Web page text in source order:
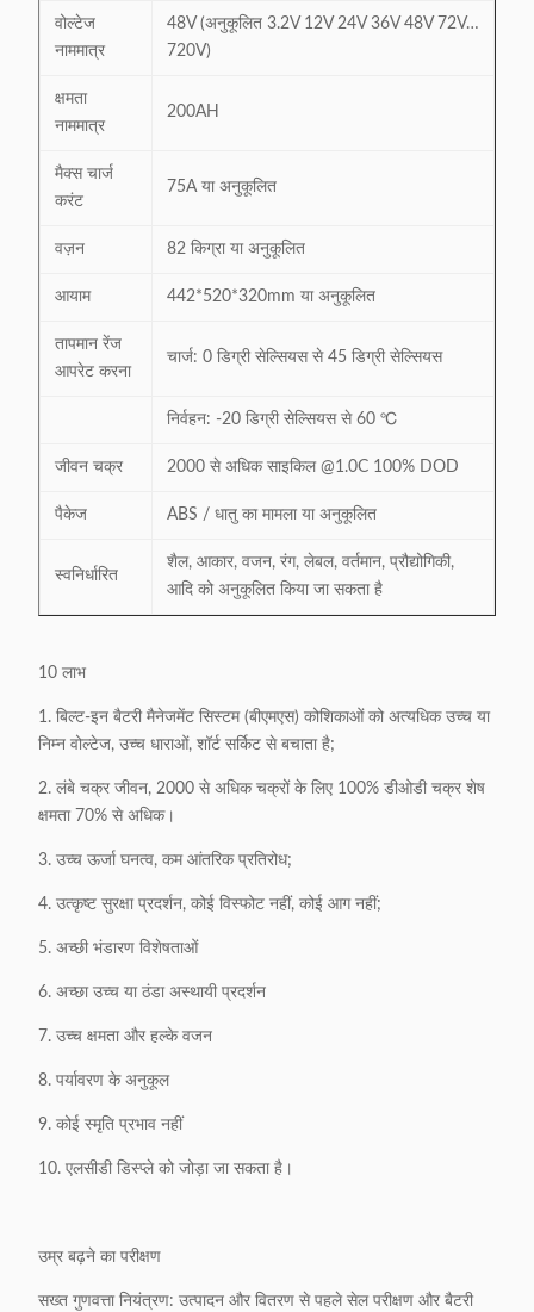
वोल्टेज
नाममात्र
48V (अनुकूलित 3.2V 12V 24V 36V 48V 72V…
720V)
क्षमता
नाममात्र
200AH
मैक्स चार्ज
करंट
75A या अनुकूलित
वज़न 82 किग्रा या अनुकूलित
आयाम 442*520*320mm या अनुकूलित
तापमान रेंज
आपरेट करना
चार्ज: 0 डिग्री सेल्सियस से 45 डिग्री सेल्सियस
निर्वहन: -20 डिग्री सेल्सियस से 60 ℃
जीवन चक्र 2000 से अधिक साइकिल @1.0C 100% DOD
पैकेज ABS / धातु का मामला या अनुकूलित
स्वनिर्धारित
शैल, आकार, वजन, रंग, लेबल, वर्तमान, प्रौद्योगिकी,
आदि को अनुकूलित किया जा सकता है
10 लाभ
1. बिल्ट-इन बैटरी मैनेजमेंट सिस्टम (बीएमएस) कोशिकाओं को अत्यधिक उच्च या
निम्न वोल्टेज, उच्च धाराओं, शॉर्ट सर्किट से बचाता है;
2. लंबे चक्र जीवन, 2000 से अधिक चक्रों के लिए 100% डीओडी चक्र शेष
क्षमता 70% से अधिक।
3. उच्च ऊर्जा घनत्व, कम आंतरिक प्रतिरोध;
4. उत्कृष्ट सुरक्षा प्रदर्शन, कोई विस्फोट नहीं, कोई आग नहीं;
5. अच्छी भंडारण विशेषताओं
6. अच्छा उच्च या ठंडा अस्थायी प्रदर्शन
7. उच्च क्षमता और हल्के वजन
8. पर्यावरण के अनुकूल
9. कोई स्मृति प्रभाव नहीं
10. एलसीडी डिस्प्ले को जोड़ा जा सकता है।
उम्र बढ़ने का परीक्षण
सख्त गुणवत्ता नियंत्रण: उत्पादन और वितरण से पहले सेल परीक्षण और बैटरी